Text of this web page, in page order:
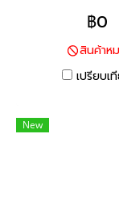
โลหะประเภทเหล็ก
แวดล้อมด้วยสายมา
จาก PVC ทนน้ำมัน
ตรวจจับที่ทำจากวั
฿0
สินค้าห
เปรียบเ
New